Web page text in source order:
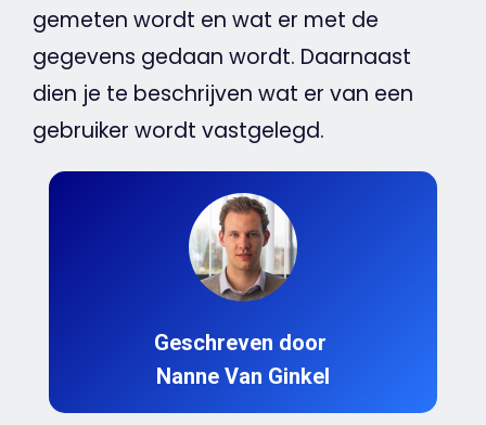
gemeten wordt en wat er met de
gegevens gedaan wordt. Daarnaast
dien je te beschrijven wat er van een
gebruiker wordt vastgelegd.
Geschreven door
Nanne Van Ginkel